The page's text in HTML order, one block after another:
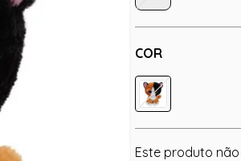
COR
Este produto